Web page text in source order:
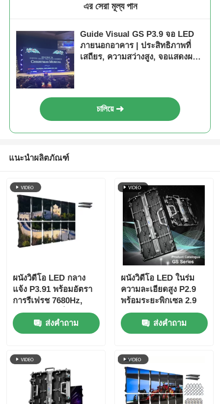
এর সেরা মূল্য পান
Guide Visual GS P3.9 จอ LED
ภายนอกอาคาร | ประสิทธิภาพที่
เสถียร, ความสว่างสูง, จอแสดงผล
চালিয়ে
แนะนำผลิตภัณฑ์
ผนังวิดีโอ LED กลาง
แจ้ง P3.91 พร้อมอัตรา
การรีเฟรช 7680Hz,
จอแสดงผลสีเต็มรูปแบบ
และการป้องกัน IP65
สำหรับคอนเสิร์ตและ
ส่งคำถาม
ผนังวิดีโอ LED ในร่ม
ความละเอียดสูง P2.9
พร้อมระยะพิกเซล 2.9
มม. อัตราการรีเฟรช
3840 Hz และความสว่าง
4500cd / ตร.ม.
ส่งคำถาม